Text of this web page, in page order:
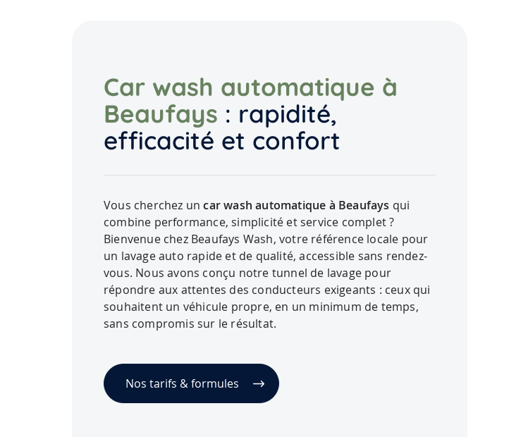
Car wash automatique à
Beaufays : rapidité,
efficacité et confort
Vous cherchez uncar wash automatique à Beaufays qui
combine performance, simplicité et service complet ?
Bienvenue chez Beaufays Wash, votre référence locale pour
un lavage auto rapide et de qualité, accessible sans rendez-
vous. Nous avons conçu notre tunnel de lavage pour
répondre aux attentes des conducteurs exigeants : ceux qui
souhaitent un véhicule propre, en un minimum de temps,
sans compromis sur le résultat.
Nos tarifs & formules